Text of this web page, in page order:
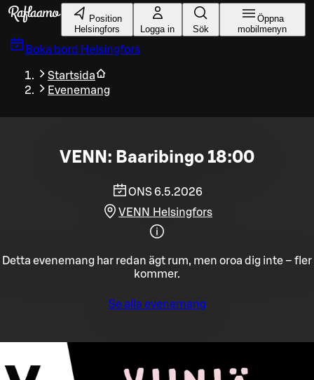
Gå till huvudinnehållet
Position
Helsingfors
Logga in Sök
Öppna
mobilmenyn
Boka bord Helsingfors
Startsida
Evenemang
VENN: Baaribingo 18:00
ONS 6.5.2026
VENN Helsingfors
Detta evenemang har redan ägt rum, men oroa dig inte – fler
kommer.
Se alla evenemang